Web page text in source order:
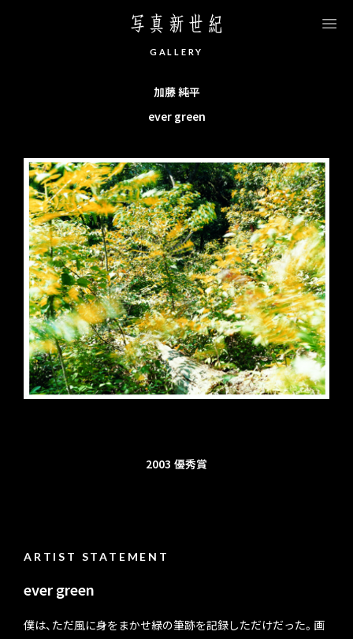
G ALL E RY
加藤 純平
ever green
2003 優秀賞
ARTIST STATEMENT
ever green
僕は、ただ風に身をまかせ緑の筆跡を記録しただけだった。画